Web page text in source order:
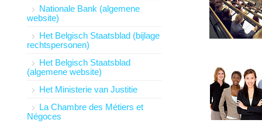
Nationale Bank (algemene
website)
Het Belgisch Staatsblad (bijlage
rechtspersonen)
Het Belgisch Staatsblad
(algemene website)
Het Ministerie van Justitie
La Chambre des Métiers et
Négoces